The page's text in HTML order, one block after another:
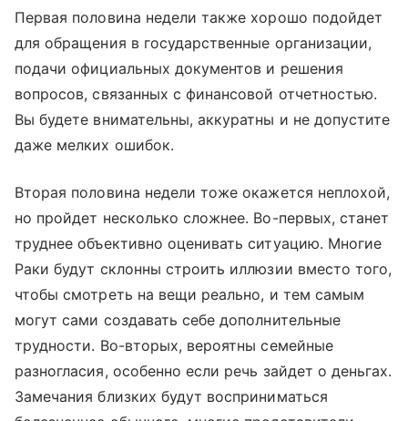
Первая половина недели также хорошо подойдет
для обращения в государственные организации,
подачи официальных документов и решения
вопросов, связанных с финансовой отчетностью.
Вы будете внимательны, аккуратны и не допустите
даже мелких ошибок.
Вторая половина недели тоже окажется неплохой,
но пройдет несколько сложнее. Во-первых, станет
труднее объективно оценивать ситуацию. Многие
Раки будут склонны строить иллюзии вместо того,
чтобы смотреть на вещи реально, и тем самым
могут сами создавать себе дополнительные
трудности. Во-вторых, вероятны семейные
разногласия, особенно если речь зайдет о деньгах.
Замечания близких будут восприниматься